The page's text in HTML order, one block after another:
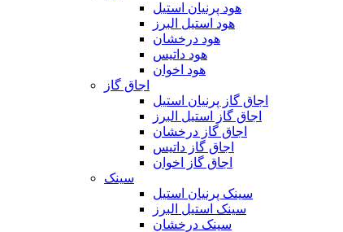
هود پرنیان استیل
هود استیل البرز
هود درخشان
هود داتیس
هود اخوان
اجاق گاز
اجاق گاز پرنیان استیل
اجاق گاز استیل البرز
اجاق گاز درخشان
اجاق گاز داتیس
اجاق گاز اخوان
سینک
سینک پرنیان استیل
سینک استیل البرز
سینک درخشان